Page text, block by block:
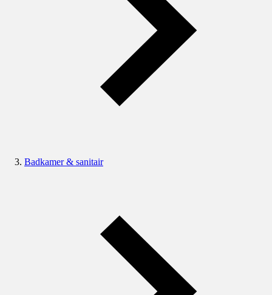
Badkamer & sanitair